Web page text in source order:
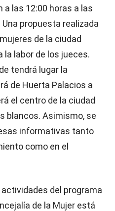
a las 12:00 horas a las
propuesta realizada
de la ciudad
la labor de los jueces.
tendrá lugar la
de Huerta Palacios a
el centro de la ciudad
blancos. Asimismo, se
informativas tanto
como en el
del programa
de la Mujer está